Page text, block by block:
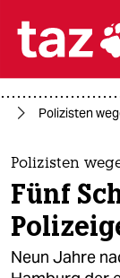
themen
politik
öko
Polizisten
Polizisten
Fünf
Neun Jahre